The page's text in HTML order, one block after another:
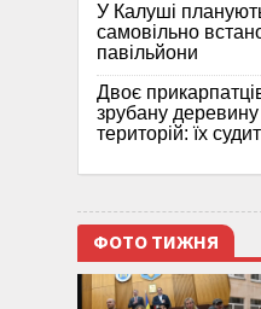
У Калуші
самовільно
павільйони
Двоє
зрубану деревину
територій: їх
ФОТО ТИЖНЯ